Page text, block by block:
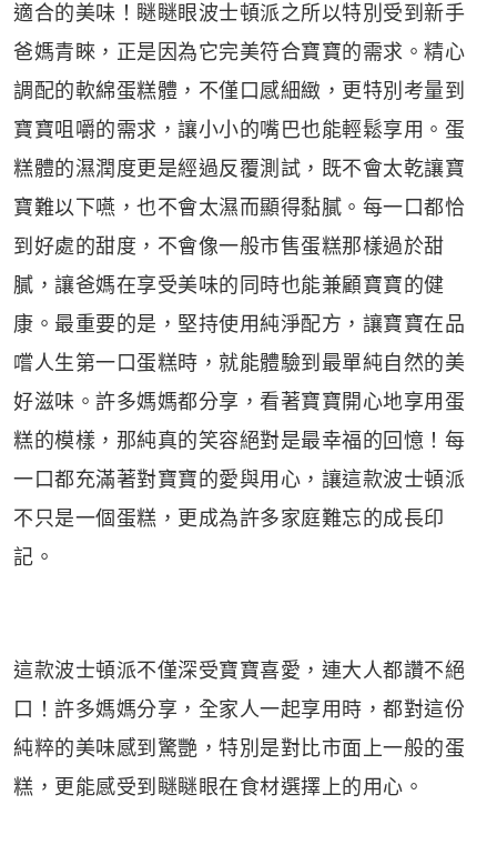
適合的美味！瞇瞇眼波士頓派之所以特別受到新手
爸媽青睞，正是因為它完美符合寶寶的需求。精心
調配的軟綿蛋糕體，不僅口感細緻，更特別考量到
寶寶咀嚼的需求，讓小小的嘴巴也能輕鬆享用。蛋
糕體的濕潤度更是經過反覆測試，既不會太乾讓寶
寶難以下嚥，也不會太濕而顯得黏膩。每一口都恰
到好處的甜度，不會像一般市售蛋糕那樣過於甜
膩，讓爸媽在享受美味的同時也能兼顧寶寶的健
康。最重要的是，堅持使用純淨配方，讓寶寶在品
嚐人生第一口蛋糕時，就能體驗到最單純自然的美
好滋味。許多媽媽都分享，看著寶寶開心地享用蛋
糕的模樣，那純真的笑容絕對是最幸福的回憶！每
一口都充滿著對寶寶的愛與用心，讓這款波士頓派
不只是一個蛋糕，更成為許多家庭難忘的成長印
記。
這款波士頓派不僅深受寶寶喜愛，連大人都讚不絕
口！許多媽媽分享，全家人一起享用時，都對這份
純粹的美味感到驚艷，特別是對比市面上一般的蛋
糕，更能感受到瞇瞇眼在食材選擇上的用心。